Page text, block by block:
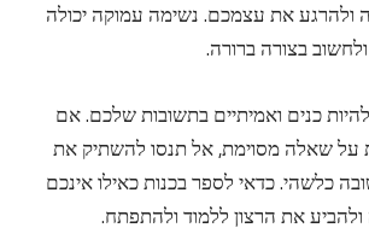
ולהרגע את עצמכם. נשימה עמוקה יכולה
בצורה ברורה.
כנים ואמיתיים בתשובות שלכם. אם
על שאלה מסוימת, אל תנסו להשתיק את
כלשהי. כדאי לספר בכנות כאילו אינכם
את הרצון ללמוד ולהתפתח.